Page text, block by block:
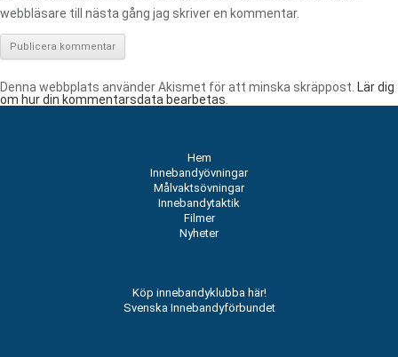
webbläsare till nästa gång jag skriver en kommentar.
Denna webbplats använder Akismet för att minska skräppost. Lär dig
om hur din kommentarsdata bearbetas
Hem
Innebandyövningar
Målvaktsövningar
Innebandytaktik
Filmer
Nyheter
Köp innebandyklubba här!
Svenska Innebandyförbundet